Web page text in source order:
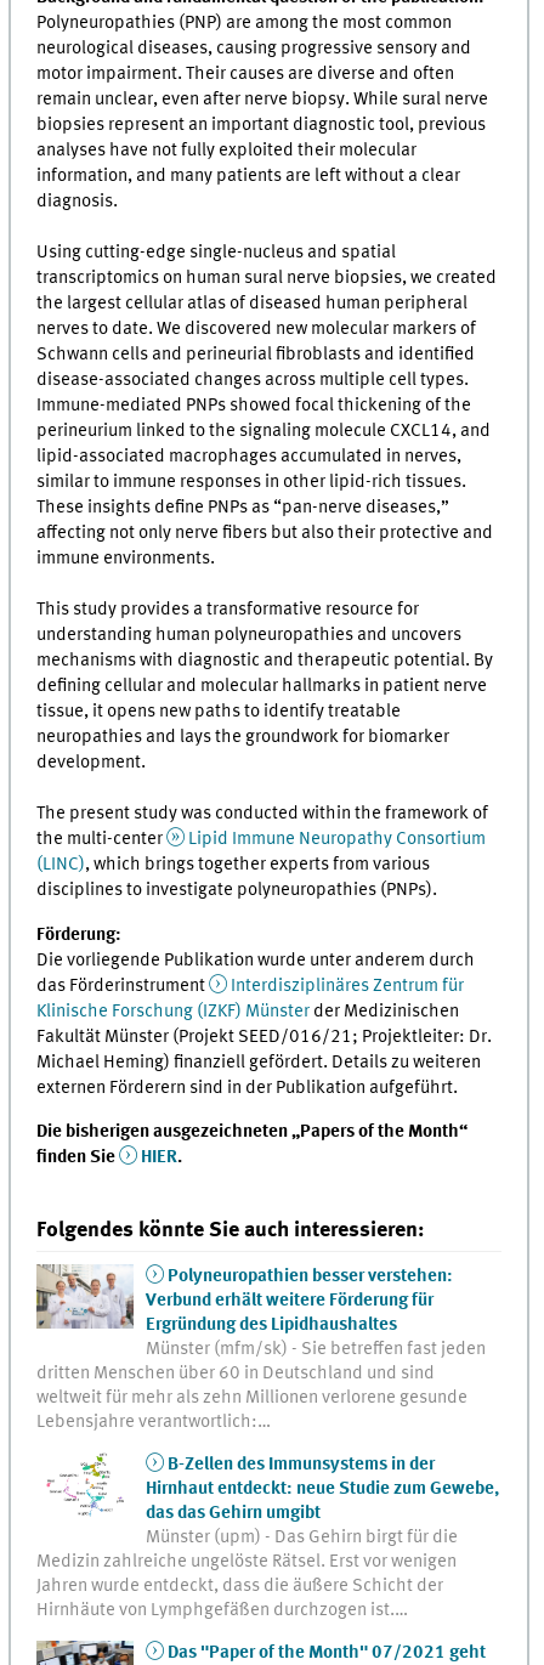
Polyneuropathies (PNP) are among the most common
neurological diseases, causing progressive sensory and
motor impairment. Their causes are diverse and often
remain unclear, even after nerve biopsy. While sural nerve
biopsies represent an important diagnostic tool, previous
analyses have not fully exploited their molecular
information, and many patients are left without a clear
diagnosis.
Using cutting-edge single-nucleus and spatial
transcriptomics on human sural nerve biopsies, we created
the largest cellular atlas of diseased human peripheral
nerves to date. We discovered new molecular markers of
Schwann cells and perineurial fibroblasts and identified
disease-associated changes across multiple cell types.
Immune-mediated PNPs showed focal thickening of the
perineurium linked to the signaling molecule CXCL14, and
lipid-associated macrophages accumulated in nerves,
similar to immune responses in other lipid-rich tissues.
These insights define PNPs as “pan-nerve diseases,”
affecting not only nerve fibers but also their protective and
immune environments.
This study provides a transformative resource for
understanding human polyneuropathies and uncovers
mechanisms with diagnostic and therapeutic potential. By
defining cellular and molecular hallmarks in patient nerve
tissue, it opens new paths to identify treatable
neuropathies and lays the groundwork for biomarker
development.
The present study was conducted within the framework of
the multi-center
Lipid Immune Neuropathy Consortium
(LINC), which brings together experts from various
disciplines to investigate polyneuropathies (PNPs).
Förderung:
Die vorliegende Publikation wurde unter anderem durch
das Förderinstrument
Interdisziplinäres Zentrum für
Klinische Forschung (IZKF) Münster der Medizinischen
Fakultät Münster (Projekt SEED/016/21; Projektleiter: Dr.
Michael Heming) finanziell gefördert. Details zu weiteren
externen Förderern sind in der Publikation aufgeführt.
Die bisherigen ausgezeichneten „Papers of the Month“
finden Sie
HIER.
Folgendes könnte Sie auch interessieren:
Polyneuropathien besser verstehen:
Verbund erhält weitere Förderung für
Ergründung des Lipidhaushaltes
Münster (mfm/sk) - Sie betreffen fast jeden
dritten Menschen über 60 in Deutschland und sind
weltweit für mehr als zehn Millionen verlorene gesunde
Lebensjahre verantwortlich:…
B-Zellen des Immunsystems in der
Hirnhaut entdeckt: neue Studie zum Gewebe,
das das Gehirn umgibt
Münster (upm) - Das Gehirn birgt für die
Medizin zahlreiche ungelöste Rätsel. Erst vor wenigen
Jahren wurde entdeckt, dass die äußere Schicht der
Hirnhäute von Lymphgefäßen durchzogen ist.…
Das "Paper of the Month" 07/2021 geht